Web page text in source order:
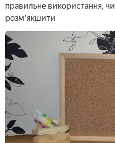
правильне використання,
розм'якшити